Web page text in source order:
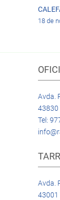
18 de
Avda.
43830
Tel:
Avda.
43001